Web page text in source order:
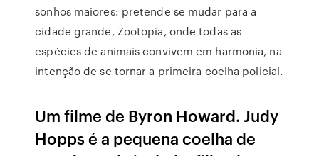
sonhos maiores: pretende se mudar para a
cidade grande, Zootopia, onde todas as
espécies de animais convivem em harmonia, na
intenção de se tornar a primeira coelha policial.
Um filme de Byron Howard. Judy
Hopps é a pequena coelha de